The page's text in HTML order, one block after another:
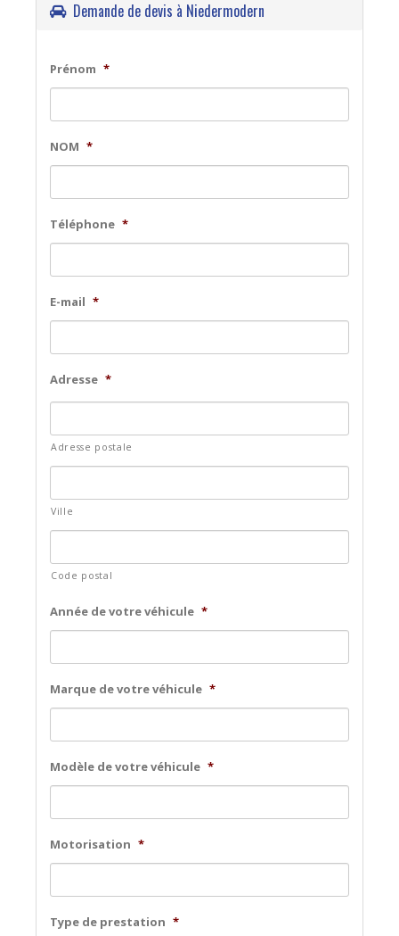
Demande de devis à Niedermodern
Prénom *
NOM *
Téléphone *
E-mail *
Adresse *
Adresse postale
Ville
Code postal
Année de votre véhicule *
Marque de votre véhicule *
Modèle de votre véhicule *
Motorisation *
Type de prestation *